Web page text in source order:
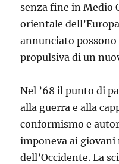
senza fine in Medio
orientale
annunciato
propulsiva di un
Nel ’68 il punto di
alla guerra e alla
conformismo e
imponeva ai giovani
dell’Occidente. La